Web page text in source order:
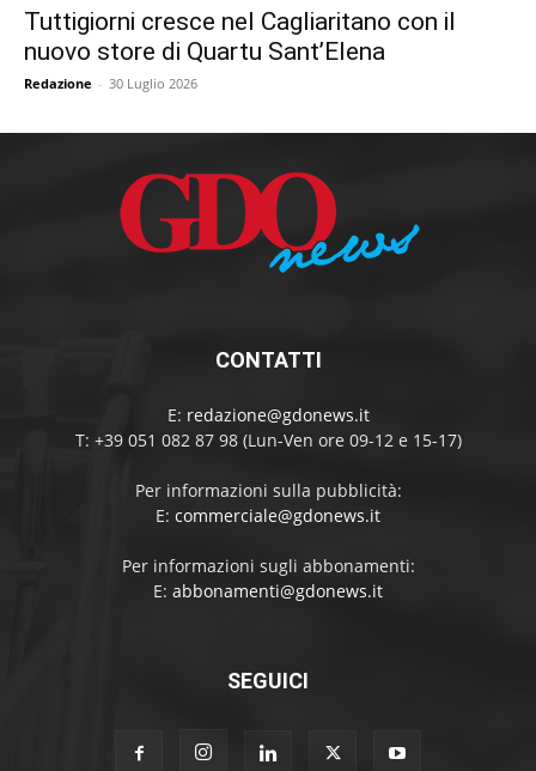
Tuttigiorni cresce nel Cagliaritano con il
nuovo store di Quartu Sant’Elena
Redazione - 30 Luglio 2026
CONTATTI
E: redazione@gdonews.it
T: +39 051 082 87 98 (Lun-Ven ore 09-12 e 15-17)
Per informazioni sulla pubblicità:
E: commerciale@gdonews.it
Per informazioni sugli abbonamenti:
E: abbonamenti@gdonews.it
SEGUICI